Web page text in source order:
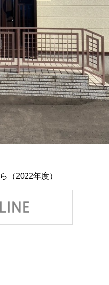
（2022年度）